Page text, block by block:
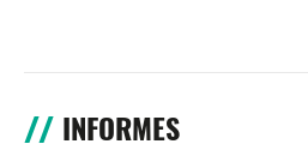
INFORMES